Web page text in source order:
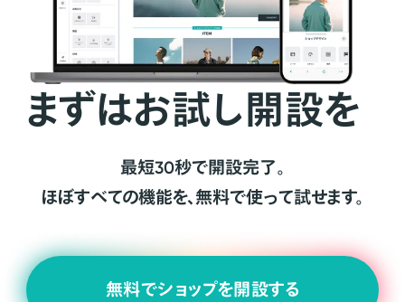
まずはお試し開設を
最短30秒で開設完了。
ほぼすべての機能を、無料で使って試せます。
無料でショップを開設する